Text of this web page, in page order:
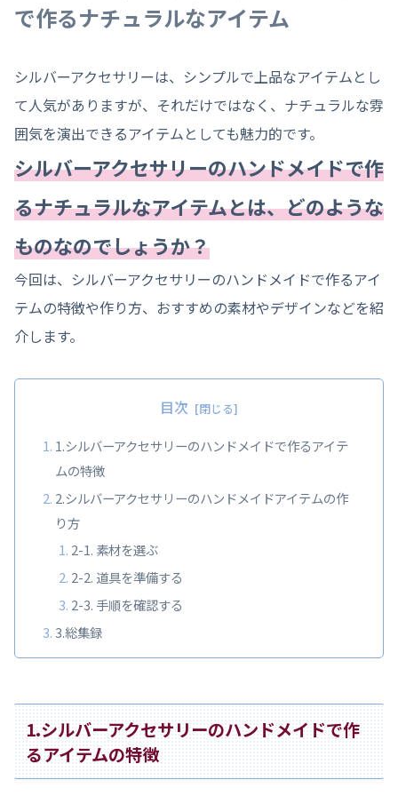
で作るナチュラルなアイテム
シルバーアクセサリーは、シンプルで上品なアイテムとし
て人気がありますが、それだけではなく、ナチュラルな雰
囲気を演出できるアイテムとしても魅力的です。
シルバーアクセサリーのハンドメイドで作
るナチュラルなアイテムとは、どのような
ものなのでしょうか？
今回は、シルバーアクセサリーのハンドメイドで作るアイ
テムの特徴や作り方、おすすめの素材やデザインなどを紹
介します。
目次
1.シルバーアクセサリーのハンドメイドで作るアイテ
ムの特徴
2.シルバーアクセサリーのハンドメイドアイテムの作
り方
2-1. 素材を選ぶ
2-2. 道具を準備する
2-3. 手順を確認する
3.総集録
1.シルバーアクセサリーのハンドメイドで作
るアイテムの特徴